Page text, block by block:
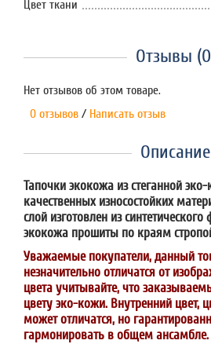
Цвет ткани
Отзывы
Нет отзывов об этом товаре.
0 отзывов / Написать отзыв
Описание
Тапочки экокожа из стеганной
качественных износостойких
слой изготовлен из синтетического
экокожа прошиты по краям
Уважаемые покупатели, данный
незначительно отличатся от
цвета учитывайте, что
цвету эко-кожи. Внутренний цвет,
может отличатся, но
гармонировать в общем ансамбле.